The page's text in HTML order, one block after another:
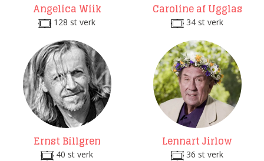
Angelica Wiik
128 st verk
Caroline af Ugglas
34 st verk
Ernst Billgren
40 st verk
Lennart Jirlow
36 st verk